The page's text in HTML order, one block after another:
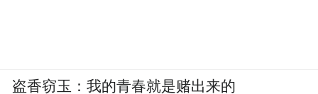
盗香窃玉：我的青春就是赌出来的